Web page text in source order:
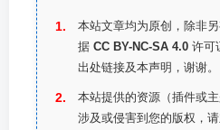
本站文章均为原创，除非
据 CC BY-NC-SA 4.0 许可
出处链接及本声明，谢谢。
本站提供的资源（插件或
涉及或侵害到您的版权，